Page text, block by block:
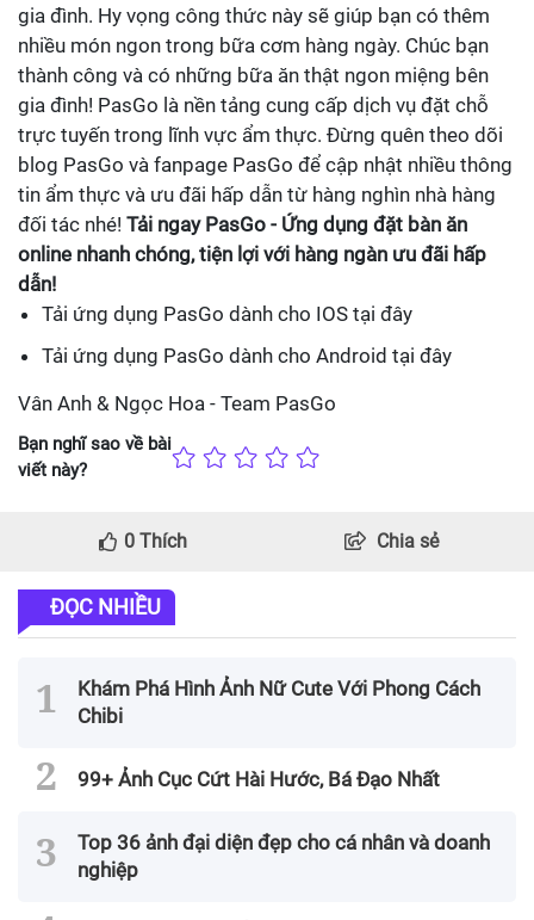
gia đình. Hy vọng công thức này sẽ giúp bạn có thêm
nhiều món ngon trong bữa cơm hàng ngày. Chúc bạn
thành công và có những bữa ăn thật ngon miệng bên
gia đình! PasGo là nền tảng cung cấp dịch vụ đặt chỗ
trực tuyến trong lĩnh vực ẩm thực. Đừng quên theo dõi
blog PasGo và fanpage PasGo để cập nhật nhiều thông
tin ẩm thực và ưu đãi hấp dẫn từ hàng nghìn nhà hàng
đối tác nhé! Tải ngay PasGo - Ứng dụng đặt bàn ăn
online nhanh chóng, tiện lợi với hàng ngàn ưu đãi hấp
dẫn!
Tải ứng dụng PasGo dành cho IOS tại đây
Tải ứng dụng PasGo dành cho Android tại đây
Vân Anh & Ngọc Hoa - Team PasGo
Bạn nghĩ sao về bài
viết này?
0 Thích Chia sẻ
ĐỌC NHIỀU
Khám Phá Hình Ảnh Nữ Cute Với Phong Cách
Chibi
99+ Ảnh Cục Cứt Hài Hước, Bá Đạo Nhất
Top 36 ảnh đại diện đẹp cho cá nhân và doanh
nghiệp